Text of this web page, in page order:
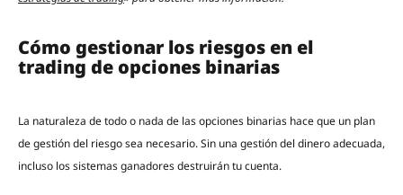
Cómo gestionar los riesgos en el
trading de opciones binarias
La naturaleza de todo o nada de las opciones binarias hace que un plan
de gestión del riesgo sea necesario. Sin una gestión del dinero adecuada,
incluso los sistemas ganadores destruirán tu cuenta.